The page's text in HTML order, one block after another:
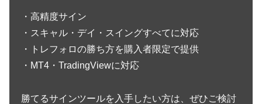
・高精度サイン
・スキャル・デイ・スイングすべてに対応
・トレフォロの勝ち方を購入者限定で提供
・MT4・TradingViewに対応
勝てるサインツールを入手したい方は、ぜひご検討